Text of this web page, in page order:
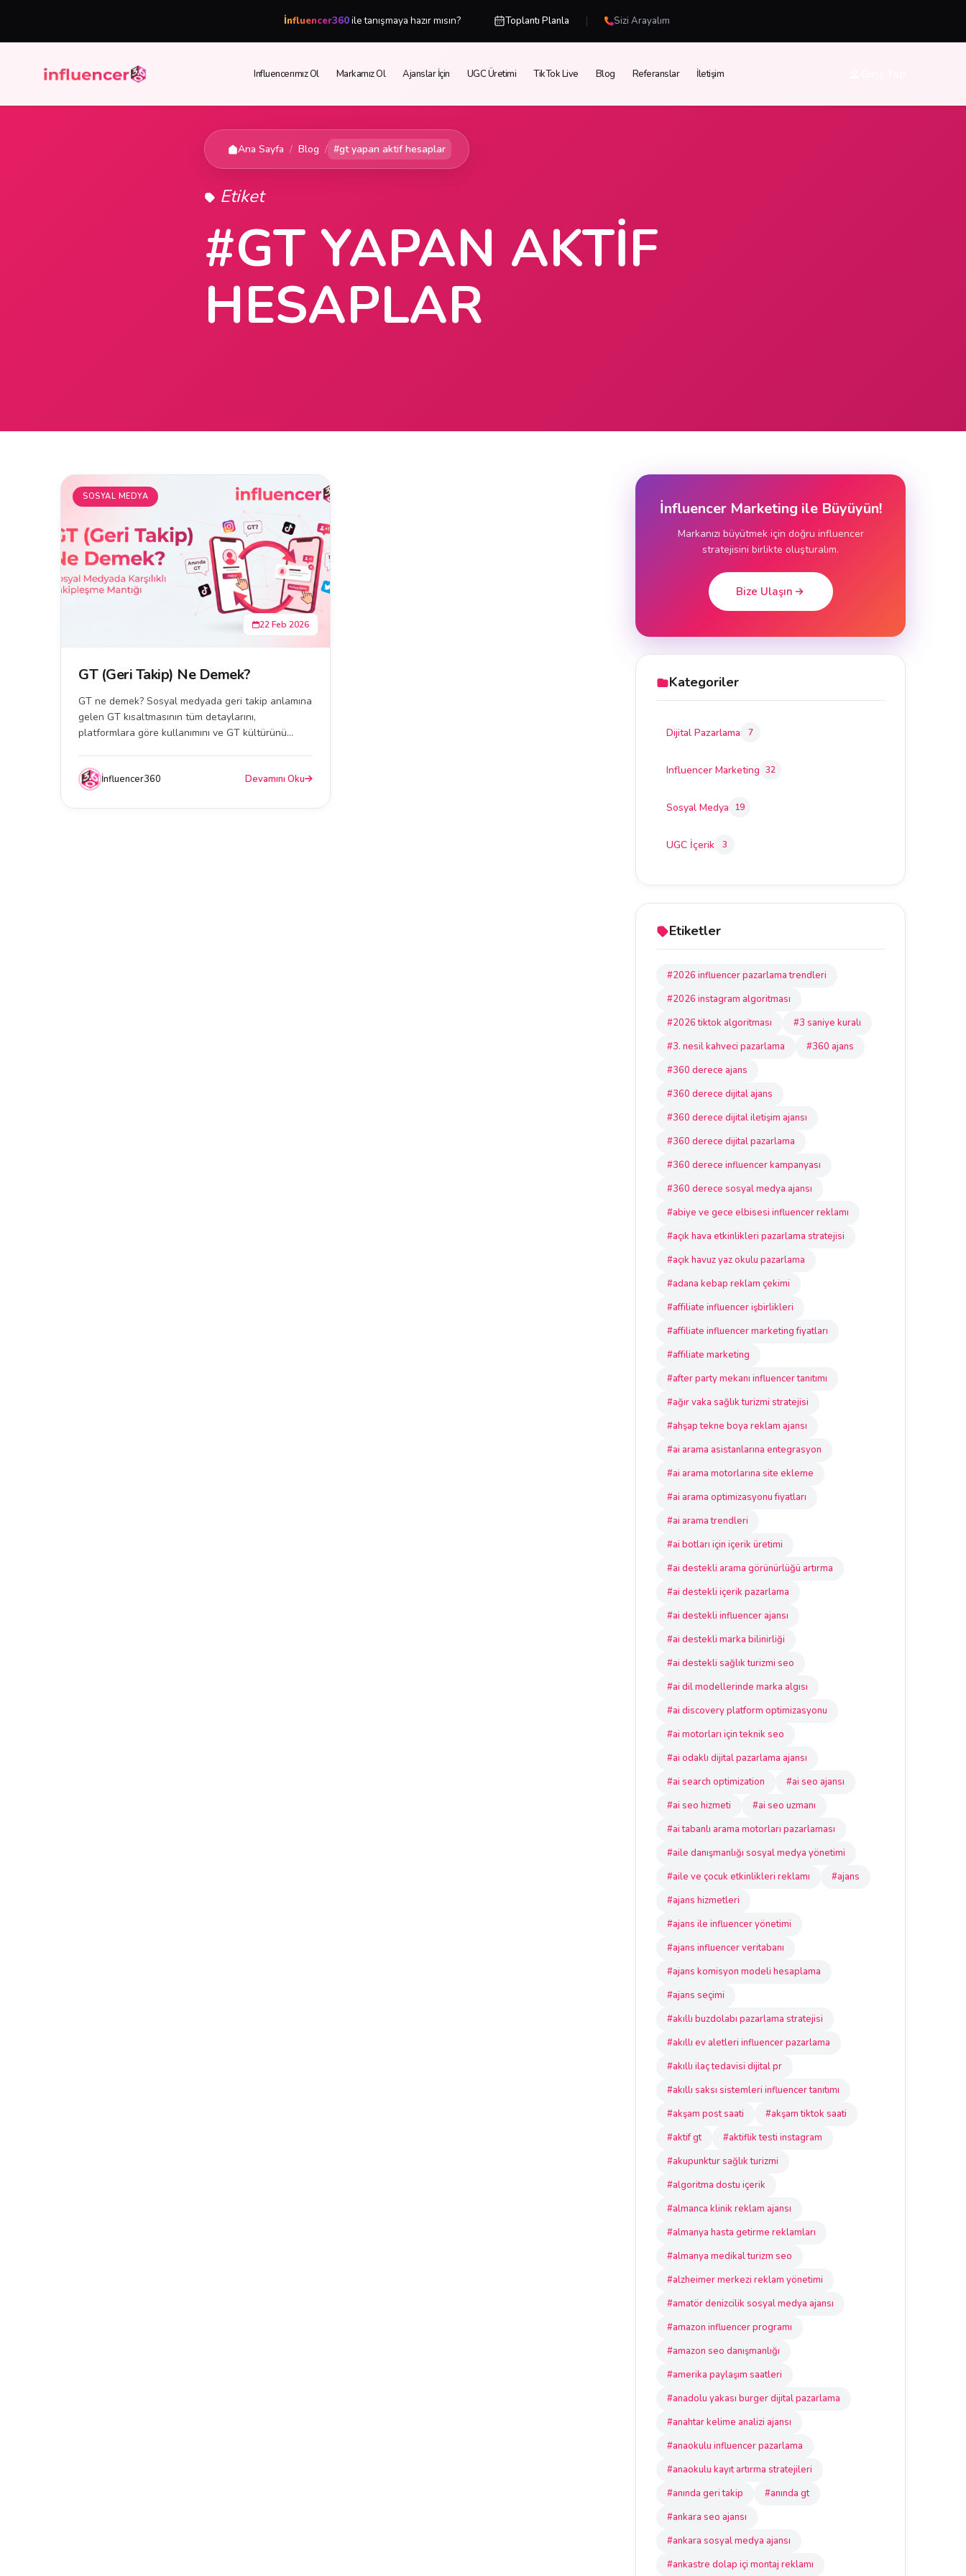
İnfluencer360ile tanışmaya hazır mısın? Toplantı Planla | Sizi Arayalım
Influencerımız Ol Markamız Ol Ajanslar İçin UGC Üretimi TikTok Live Blog Referanslar İletişim
Ana Sayfa / Blog / #gt yapan aktif hesaplar
Etiket
#GT YAPAN AKTIF
HESAPLAR
SOSYAL MEDYA
22 Feb 2026
GT (Geri Takip) Ne Demek?
GT ne demek? Sosyal medyada geri takip anlamına
gelen GT kısaltmasının tüm detaylarını,
platformlara göre kullanımını ve GT kültürünü
İnfluencer360 Devamını Oku
İnfluencer Marketing ile Büyüyün!
Markanızı büyütmek için doğru influencer
stratejisini birlikte oluşturalım.
Bize Ulaşın
Kategoriler
Dijital Pazarlama 7
Influencer Marketing 32
Sosyal Medya 19
UGC İçerik 3
Etiketler
#2026 influencer pazarlama trendleri
#2026 instagram algoritması
#2026 tiktok algoritması
#3 saniye kuralı
#3. nesil kahveci pazarlama
#360 ajans
#360 derece ajans
#360 derece dijital ajans
#360 derece dijital iletişim ajansı
#360 derece dijital pazarlama
#360 derece influencer kampanyası
#360 derece sosyal medya ajansı
#abiye ve gece elbisesi influencer reklamı
#açık hava etkinlikleri pazarlama stratejisi
#açık havuz yaz okulu pazarlama
#adana kebap reklam çekimi
#affiliate influencer işbirlikleri
#affiliate influencer marketing fiyatları
#affiliate marketing
#after party mekanı influencer tanıtımı
#ağır vaka sağlık turizmi stratejisi
#ahşap tekne boya reklam ajansı
#ai arama asistanlarına entegrasyon
#ai arama motorlarına site ekleme
#ai arama optimizasyonu fiyatları
#ai arama trendleri
#ai botları için içerik üretimi
#ai destekli arama görünürlüğü artırma
#ai destekli içerik pazarlama
#ai destekli influencer ajansı
#ai destekli marka bilinirliği
#ai destekli sağlık turizmi seo
#ai dil modellerinde marka algısı
#ai discovery platform optimizasyonu
#ai motorları için teknik seo
#ai odaklı dijital pazarlama ajansı
#ai search optimization
#ai seo ajansı
#ai seo hizmeti
#ai seo uzmanı
#ai tabanlı arama motorları pazarlaması
#aile danışmanlığı sosyal medya yönetimi
#aile ve çocuk etkinlikleri reklamı
#ajans
#ajans hizmetleri
#ajans ile influencer yönetimi
#ajans influencer veritabanı
#ajans komisyon modeli hesaplama
#ajans seçimi
#akıllı buzdolabı pazarlama stratejisi
#akıllı ev aletleri influencer pazarlama
#akıllı ilaç tedavisi dijital pr
#akıllı saksı sistemleri influencer tanıtımı
#akşam post saati
#akşam tiktok saati
#aktif gt
#aktiflik testi instagram
#akupunktur sağlık turizmi
#algoritma dostu içerik
#almanca klinik reklam ajansı
#almanya hasta getirme reklamları
#almanya medikal turizm seo
#alzheimer merkezi reklam yönetimi
#amatör denizcilik sosyal medya ajansı
#amazon influencer programı
#amazon seo danışmanlığı
#amerika paylaşım saatleri
#anadolu yakası burger dijital pazarlama
#anahtar kelime analizi ajansı
#anaokulu influencer pazarlama
#anaokulu kayıt artırma stratejileri
#anında geri takip
#anında gt
#ankara seo ajansı
#ankara sosyal medya ajansı
#ankastre dolap içi montaj reklamı